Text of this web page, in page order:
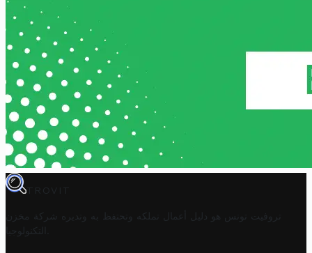
TROVIT
تروفيت تونس هو دليل أعمال تملكه وتحتفظ به وتديره
شركة مخزن
التكنولوجيا